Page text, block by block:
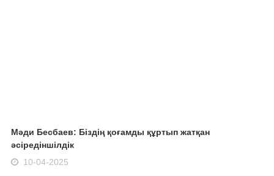
Мәди Бесбаев: Біздің қоғамды құртып жатқан
әсіредіншілдік
10-04-2025